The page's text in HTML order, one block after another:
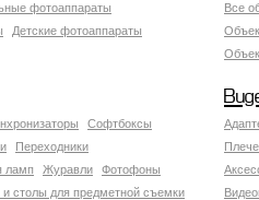
фотоаппараты
Детские фотоаппараты
Все
Софтбоксы
Переходники
ламп Журавли
Фотофоны
столы для предметной съемки